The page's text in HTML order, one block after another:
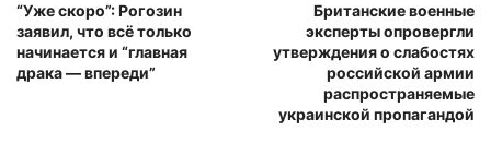
“Уже скоро”: Рогозин
заявил, что всё только
начинается и “главная
драка — впереди”
Британские военные
эксперты опровергли
утверждения о слабостях
российской армии
распространяемые
украинской пропагандой